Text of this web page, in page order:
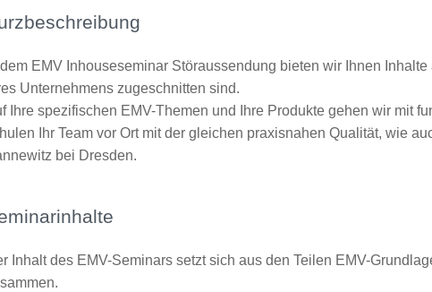
EMV Inhouseseminar Störaussendung bieten wir Ihnen
Unternehmens zugeschnitten sind.
Ihre spezifischen EMV-Themen und Ihre Produkte gehen wir mit
Ihr Team vor Ort mit der gleichen praxisnahen Qualität, wie
bei Dresden.
Inhalt des EMV-Seminars setzt sich aus den Teilen EMV-